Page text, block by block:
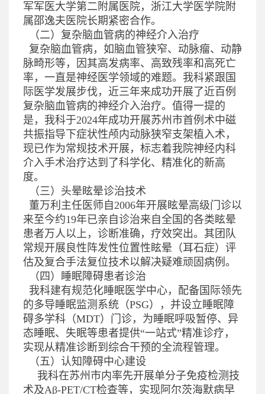
军军医大学第二附属医院，浙江大学医学院附
属邵逸夫医院长期紧密合作。
（二）复杂脑血管病的神经介入治疗
复杂脑血管病，如脑血管狭窄、动脉瘤、动静
脉畸形等，因其高发病率、高致残率和高死亡
率，一直是神经医学领域的难题。我科紧跟国
际医学发展步伐，近三年来成功开展了近百例
复杂脑血管病的神经介入治疗。值得一提的
是，我科于2024年成功开展苏州市首例术中磁
共振指导下症状性颅内动脉狭窄支架植入术，
现已作为常规技术开展，标志着我院神经内科
介入手术治疗达到了科学化、精准化的新高
度。
（三）头晕眩晕诊治技术
董万利主任医师自 2006年开展眩晕高级门诊以
来至今约19年已亲自诊治来自全国的各类眩晕
患者万人以上，诊断准确，疗效突出。其团队
常规开展良性阵发性位置性眩晕（耳石症）评
估及复合手法复位技术以解决疑难顽固病例。
（四）睡眠障碍患者诊治
我科建有规范化睡眠医学中心，配备国际领先
的多导睡眠监测系统（PSG），并设立睡眠障
碍多学科（MDT）门诊，为睡眠呼吸暂停、异
态睡眠、失眠等患者提供“一站式”精准诊疗，
实现从精准诊断到综合干预的全流程管理。
（五）认知障碍中心建设
我科在苏州市内率先开展单分子免疫检测技
术及Aβ-PET/CT检查等，实现阿尔茨海默病早